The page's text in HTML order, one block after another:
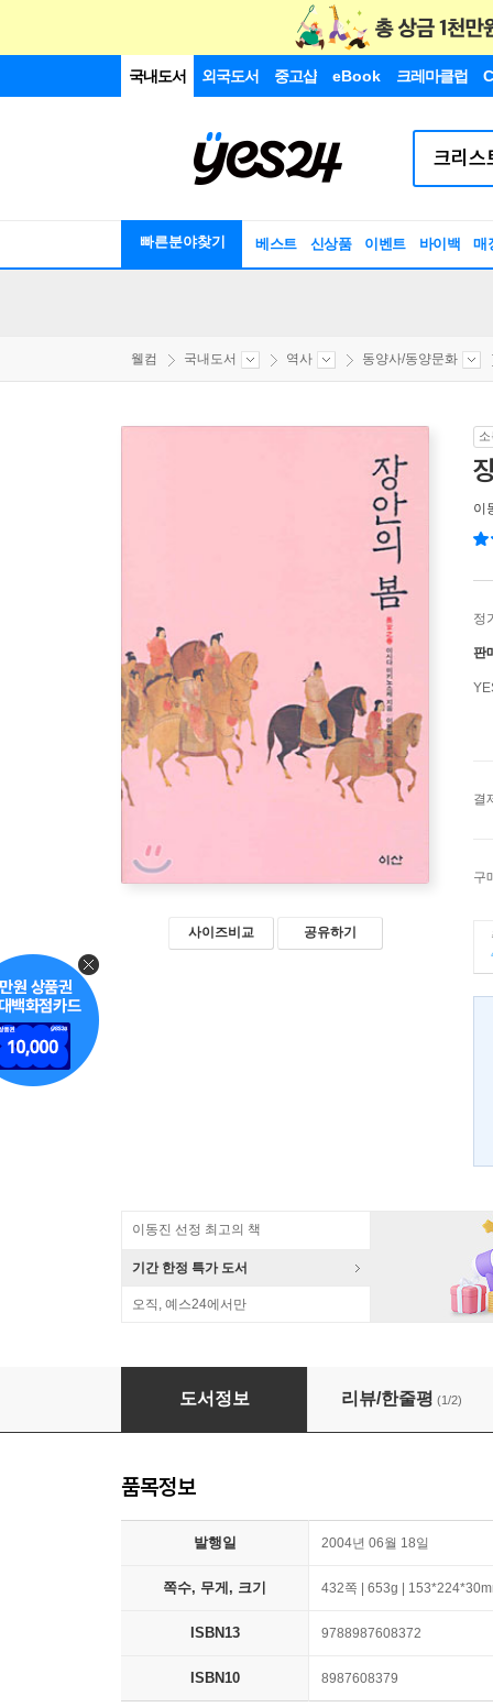
국내도서 외국도서 중고샵 eBook 크레마클럽
빠른분야찾기 베스트 신상품 이벤트 바이백 매
웰컴 국내도서 역사 동양사/동양문화
사이즈비교 공유하기
이
정
판
결
구
이동진 선정 최고의 책
기간 한정 특가 도서
오직, 예스24에서만
장안의 봄
도서정보 리뷰/한줄평 (1/2)
품목정보
발행일 2004년 06월 18일
쪽수, 무게, 크기 432쪽 | 653g |
ISBN13 9788987608372
ISBN10 8987608379